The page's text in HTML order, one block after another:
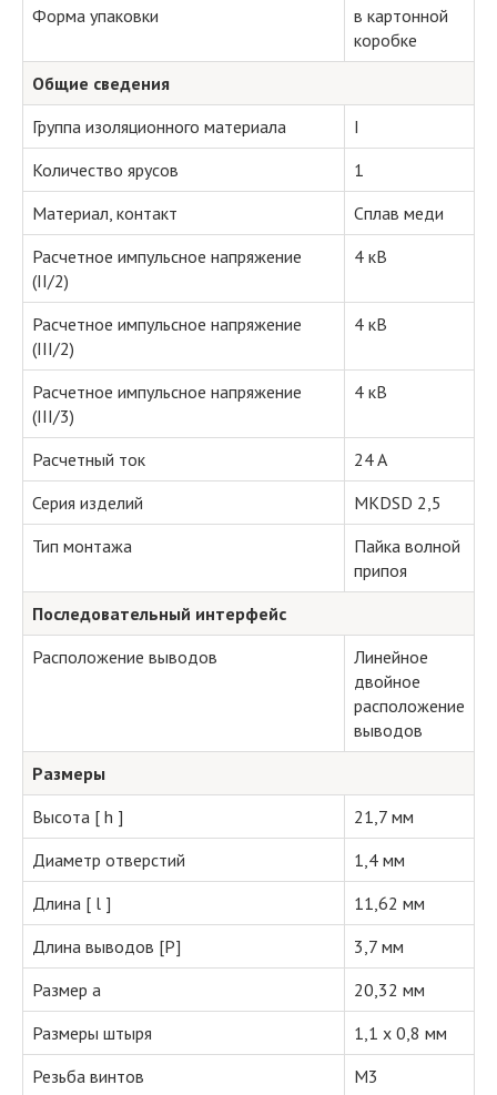
Форма упаковки
в картонной
коробке
Общие сведения
Группа изоляционного материала
I
Количество ярусов
1
Материал, контакт
Сплав меди
Расчетное импульсное напряжение
(II/2)
4 кВ
Расчетное импульсное напряжение
(III/2)
4 кВ
Расчетное импульсное напряжение
(III/3)
4 кВ
Расчетный ток
24 A
Серия изделий
MKDSD 2,5
Тип монтажа
Пайка волной
припоя
Последовательный интерфейс
Расположение выводов
Линейное
двойное
расположение
выводов
Размеры
Высота [ h ]
21,7 мм
Диаметр отверстий
1,4 мм
Длина [ l ]
11,62 мм
Длина выводов [P]
3,7 мм
Размер a
20,32 мм
Размеры штыря
1,1 x 0,8 мм
Резьба винтов
M3